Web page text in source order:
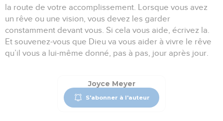
la route de votre accomplissement. Lorsque vous avez
un rêve ou une vision, vous devez les garder
constamment devant vous. Si cela vous aide, écrivez la.
Et souvenez-vous que Dieu va vous aider à vivre le rêve
qu’il vous a lui-même donné, pas à pas, jour après jour.
Joyce Meyer
S'abonner à l'auteur